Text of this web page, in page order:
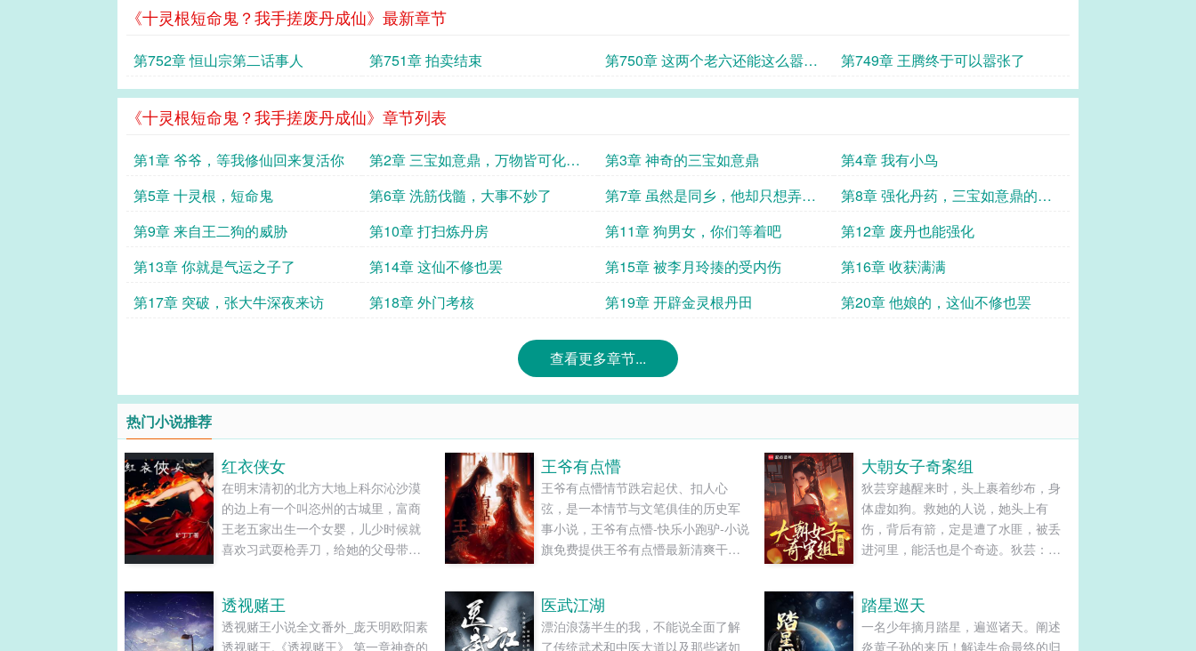
《十灵根短命鬼？我手搓废丹成仙》最新章节
第752章 恒山宗第二话事人 第751章 拍卖结束
第750章 这两个老六还能这么嚣
张！？
第749章 王腾终于可以嚣张了
《十灵根短命鬼？我手搓废丹成仙》章节列表
第1章 爷爷，等我修仙回来复活你
第2章 三宝如意鼎，万物皆可化如
意
第3章 神奇的三宝如意鼎
第4章 我有小鸟
第5章 十灵根，短命鬼
第6章 洗筋伐髓，大事不妙了
第7章 虽然是同乡，他却只想弄死
我
第8章 强化丹药，三宝如意鼎的神
奇
第9章 来自王二狗的威胁 第10章 打扫炼丹房 第11章 狗男女，你们等着吧
第12章 废丹也能强化
第13章 你就是气运之子了
第14章 这仙不修也罢 第15章 被李月玲揍的受内伤
第16章 收获满满
第17章 突破，张大牛深夜来访
第18章 外门考核 第19章 开辟金灵根丹田 第20章 他娘的，这仙不修也罢
查看更多章节...
热门小说推荐
红衣侠女
在明末清初的北方大地上科尔沁沙漠
的边上有一个叫恣州的古城里，富商
王老五家出生一个女婴，儿少时候就
喜欢习武耍枪弄刀，给她的父母带来
头。这个丫头长大了可不得了，行侠
仗义，路见不平就出手，成为当地的
王爷有点懵
王爷有点懵情节跌宕起伏、扣人心
弦，是一本情节与文笔俱佳的历史军
事小说，王爷有点懵-快乐小跑驴-小说
旗免费提供王爷有点懵最新清爽干净
大朝女子奇案组
狄芸穿越醒来时，头上裹着纱布，身
体虚如狗。救她的人说，她头上有
伤，背后有箭，定是遭了水匪，被丢
进河里，能活也是个奇迹。狄芸：不
不能稀里糊涂再死。谁能想，遇到一
个柯南附体的皇帝大叔，走哪儿哪儿
透视赌王
透视赌王小说全文番外_庞天明欧阳素
透视赌王,《透视赌王》 第一章神奇的
医武江湖
漂泊浪荡半生的我，不能说全面了解
了传统武术和中医大道以及那些诸如
踏星巡天
一名少年摘月踏星，遍巡诸天。阐述
炎黄子孙的来历！解读生命最终的归